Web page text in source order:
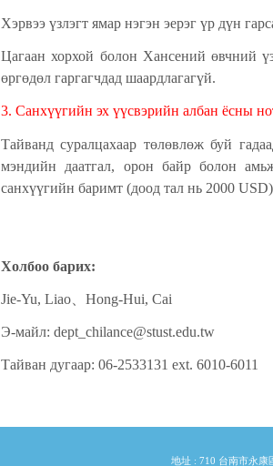
Хэрвээ үзлэгт ямар нэгэн эерэг үр дүн
Цагаан хорхой болон Хансений өвчний
өргөдөл гаргагчдад шаардлагагүй.
3. Санхүүгийн эх үүсвэрийн албан ёсны
Тайванд суралцахаар төлөвлөж буй
мэндийн даатгал, орон байр болон
санхүүгийн баримт (доод тал нь 2000
Холбоо барих:
Jie-Yu, Liao、Hong-Hui, Cai
Э-майл: dept_chilance@stust.edu.tw
Тайван дугаар: 06-2533131 ext. 6010-6011
地址 : 710 台南市永康